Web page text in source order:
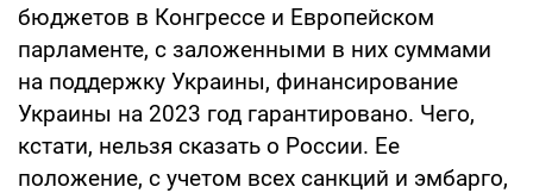
бюджетов в Конгрессе и Европейском
парламенте, с заложенными в них суммами
на поддержку Украины, финансирование
Украины на 2023 год гарантировано. Чего,
кстати, нельзя сказать о России. Ее
положение, с учетом всех санкций и эмбарго,